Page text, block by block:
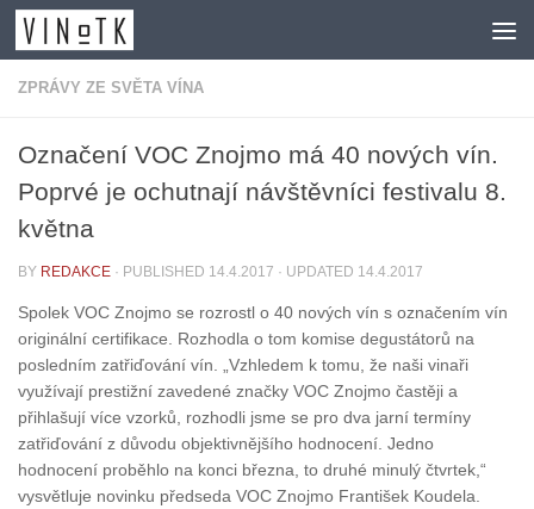
Skip to content
ZPRÁVY ZE SVĚTA VÍNA
Označení VOC Znojmo má 40 nových vín.
Poprvé je ochutnají návštěvníci festivalu 8.
května
BY REDAKCE · PUBLISHED 14.4.2017 · UPDATED 14.4.2017
Spolek VOC Znojmo se rozrostl o 40 nových vín s označením vín
originální certifikace. Rozhodla o tom komise degustátorů na
posledním zatřiďování vín. „Vzhledem k tomu, že naši vinaři
využívají prestižní zavedené značky VOC Znojmo častěji a
přihlašují více vzorků, rozhodli jsme se pro dva jarní termíny
zatřiďování z důvodu objektivnějšího hodnocení. Jedno
hodnocení proběhlo na konci března, to druhé minulý čtvrtek,“
vysvětluje novinku předseda VOC Znojmo František Koudela.